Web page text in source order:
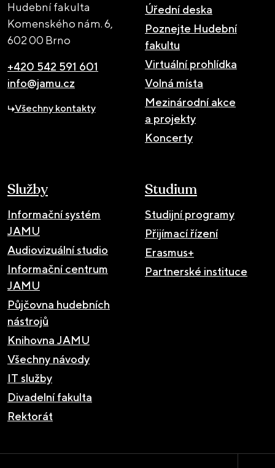
Hudební fakulta
Komenského nám. 6,
602 00 Brno
+420 542 591 601
info@jamu.cz
Všechny kontakty
Úřední deska
Poznejte Hudební
fakultu
Virtuální prohlídka
Volná místa
Mezinárodní akce
a projekty
Koncerty
Služby
Informační systém
JAMU
Audiovizuální studio
Informační centrum
JAMU
Půjčovna hudebních
nástrojů
Knihovna JAMU
Všechny návody
IT služby
Divadelní fakulta
Rektorát
Studium
Studijní programy
Přijímací řízení
Erasmus+
Partnerské instituce